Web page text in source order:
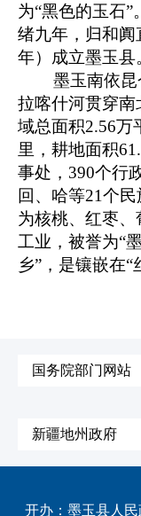
为“黑色的玉石
绪九年，归和阗
年）成立墨玉县
墨玉南依昆
拉喀什河贯穿
域总面积2.56万
里，耕地面积
事处，390个行
回、哈等21个
为核桃、红枣
工业，被誉为“
乡”，是镶嵌在“
国务院部门网站
国防部
新疆地州政府
伊犁哈萨克自
开办：墨玉县人